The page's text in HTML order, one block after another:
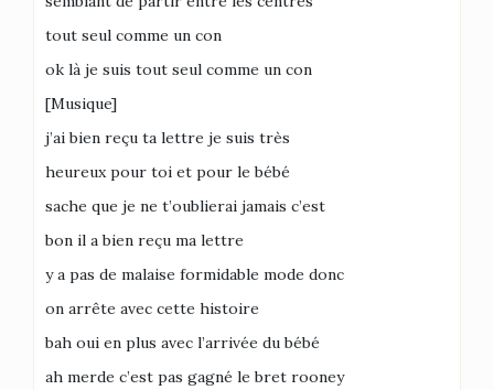
tout seul comme un con
ok là je suis tout seul comme un con
[Musique]
j’ai bien reçu ta lettre je suis très
heureux pour toi et pour le bébé
sache que je ne t’oublierai jamais c’est
bon il a bien reçu ma lettre
y a pas de malaise formidable mode donc
on arrête avec cette histoire
bah oui en plus avec l’arrivée du bébé
ah merde c’est pas gagné le bret rooney